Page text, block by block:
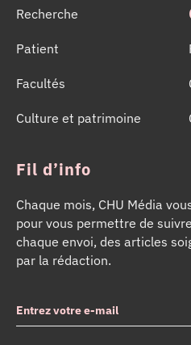
Recherche
Patient
Facultés
Culture et patrimoine
Fil d’info
Chaque mois, CHU Média
pour vous permettre de
chaque envoi, des articles
par la rédaction.